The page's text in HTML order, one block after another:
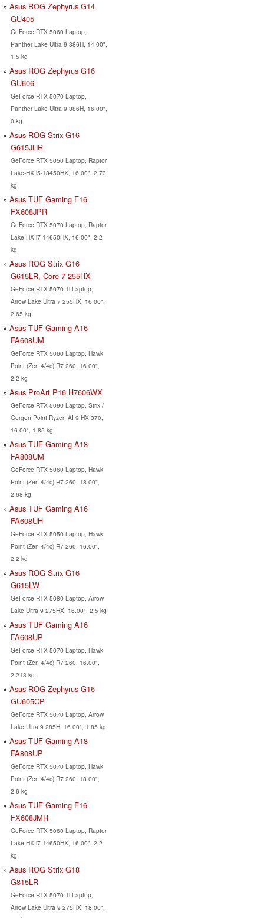
Asus ROG Zephyrus G14
GU405
GeForce RTX 5060 Laptop,
Panther Lake Ultra 9 386H, 14.00",
1.5 kg
Asus ROG Zephyrus G16
GU606
GeForce RTX 5070 Laptop,
Panther Lake Ultra 9 386H, 16.00",
0 kg
Asus ROG Strix G16
G615JHR
GeForce RTX 5050 Laptop, Raptor
Lake-HX i5-13450HX, 16.00", 2.73
kg
Asus TUF Gaming F16
FX608JPR
GeForce RTX 5070 Laptop, Raptor
Lake-HX i7-14650HX, 16.00", 2.2
kg
Asus ROG Strix G16
G615LR, Core 7 255HX
GeForce RTX 5070 Ti Laptop,
Arrow Lake Ultra 7 255HX, 16.00",
2.65 kg
Asus TUF Gaming A16
FA608UM
GeForce RTX 5060 Laptop, Hawk
Point (Zen 4/4c) R7 260, 16.00",
2.2 kg
Asus ProArt P16 H7606WX
GeForce RTX 5090 Laptop, Strix /
Gorgon Point Ryzen AI 9 HX 370,
16.00", 1.85 kg
Asus TUF Gaming A18
FA808UM
GeForce RTX 5060 Laptop, Hawk
Point (Zen 4/4c) R7 260, 18.00",
2.68 kg
Asus TUF Gaming A16
FA608UH
GeForce RTX 5050 Laptop, Hawk
Point (Zen 4/4c) R7 260, 16.00",
2.2 kg
Asus ROG Strix G16
G615LW
GeForce RTX 5080 Laptop, Arrow
Lake Ultra 9 275HX, 16.00", 2.5 kg
Asus TUF Gaming A16
FA608UP
GeForce RTX 5070 Laptop, Hawk
Point (Zen 4/4c) R7 260, 16.00",
2.213 kg
Asus ROG Zephyrus G16
GU605CP
GeForce RTX 5070 Laptop, Arrow
Lake Ultra 9 285H, 16.00", 1.85 kg
Asus TUF Gaming A18
FA808UP
GeForce RTX 5070 Laptop, Hawk
Point (Zen 4/4c) R7 260, 18.00",
2.6 kg
Asus TUF Gaming F16
FX608JMR
GeForce RTX 5060 Laptop, Raptor
Lake-HX i7-14650HX, 16.00", 2.2
kg
Asus ROG Strix G18
G815LR
GeForce RTX 5070 Ti Laptop,
Arrow Lake Ultra 9 275HX, 18.00",